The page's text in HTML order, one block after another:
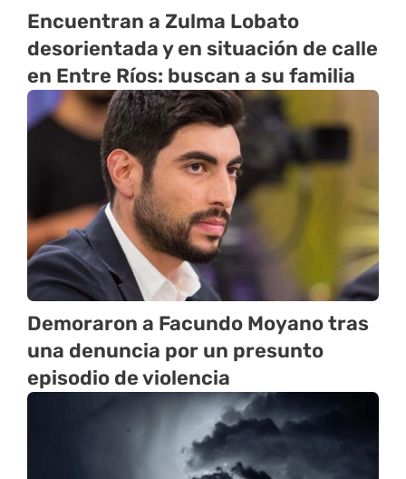
Encuentran a Zulma Lobato
desorientada y en situación de calle
en Entre Ríos: buscan a su familia
Demoraron a Facundo Moyano tras
una denuncia por un presunto
episodio de violencia